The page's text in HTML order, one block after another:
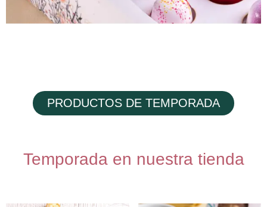
PRODUCTOS DE TEMPORADA
Temporada en nuestra tienda